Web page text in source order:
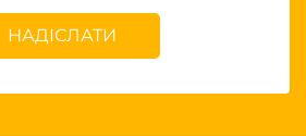
НАДІСЛАТИ